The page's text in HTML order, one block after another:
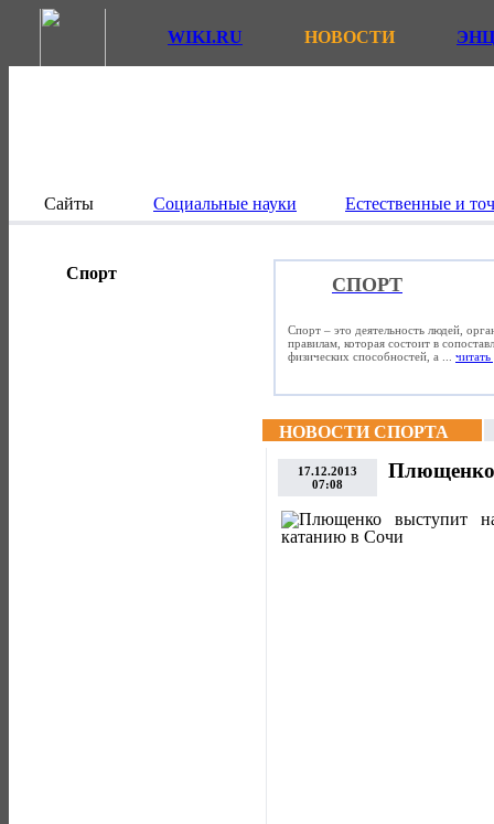
WIKI.RU НОВОСТИ
Сайты Социальные науки Естественные и
Спорт
СПОРТ
Спорт – это деятельность людей,
правилам, которая состоит в
физических способностей, а ... читать
НОВОСТИ СПОРТА
17.12.2013
07:08
Плющенко